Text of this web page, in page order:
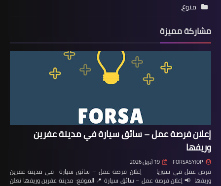
منوع،
مشاركة مميزة
إعلان فرصة عمل – سائق سيارة في مدينة عفرين
وريفها
FORSASYJOP 19 أبريل 2026
فرص عمل في سوريا إعلان فرصة عمل – سائق سيارة في مدينة عفرين
وريفها 📢 إعلان فرصة عمل – سائق سيارة 📍 الموقع: مدينة عفرين وريفها تعلن